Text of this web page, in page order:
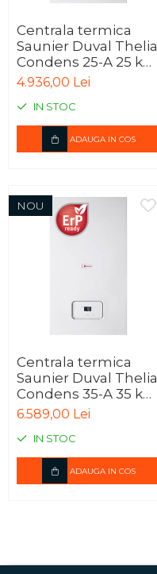
Centrala termica
Saunier Duval Thelia
Condens 25-A 25 kW,
kit evacuare inclus, 6
ani garantie
4.936,00 Lei
IN STOC
ADAUGA IN COS
NOU
Centrala termica
Saunier Duval Thelia
Condens 35-A 35 kW,
kit evacuare inclus, 6
ani garantie
6.589,00 Lei
IN STOC
ADAUGA IN COS